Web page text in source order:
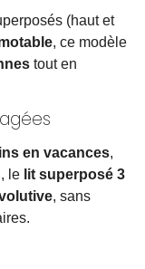
(haut et
, ce modèle
tout en
en vacances,
, le lit superposé 3
, sans